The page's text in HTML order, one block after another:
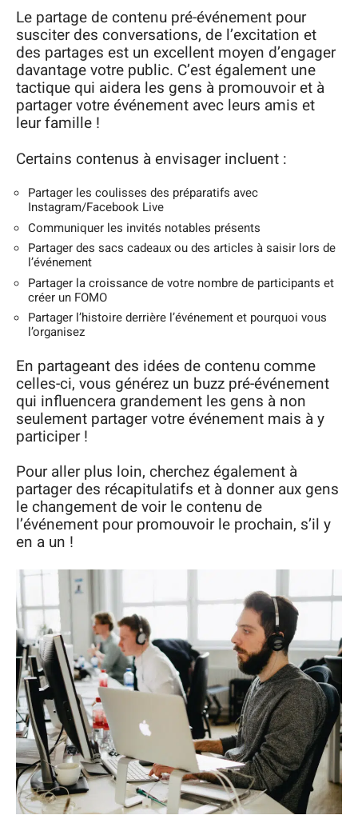
Le partage de contenu pré-événement pour
susciter des conversations, de l’excitation et
des partages est un excellent moyen d’engager
davantage votre public. C’est également une
tactique qui aidera les gens à promouvoir et à
partager votre événement avec leurs amis et
leur famille !
Certains contenus à envisager incluent :
Partager les coulisses des préparatifs avec
Instagram/Facebook Live
Communiquer les invités notables présents
Partager des sacs cadeaux ou des articles à saisir lors de
l’événement
Partager la croissance de votre nombre de participants et
créer un FOMO
Partager l’histoire derrière l’événement et pourquoi vous
l’organisez
En partageant des idées de contenu comme
celles-ci, vous générez un buzz pré-événement
qui influencera grandement les gens à non
seulement partager votre événement mais à y
participer !
Pour aller plus loin, cherchez également à
partager des récapitulatifs et à donner aux gens
le changement de voir le contenu de
l’événement pour promouvoir le prochain, s’il y
en a un !